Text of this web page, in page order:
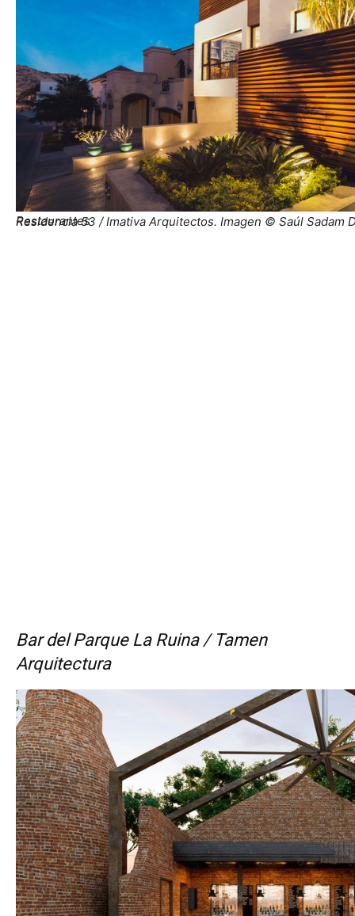
Residencia 53 / Imativa Arquitectos. Imagen © Saúl Sadam
Restaurantes
Bar del Parque La Ruina / Tamen
Arquitectura